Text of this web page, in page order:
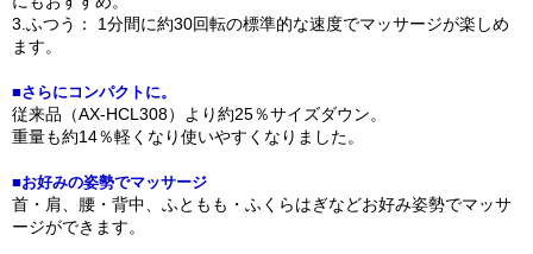
3.ふつう： 1分間に約30回転の標準的な速度でマッサージが楽しめ
ます。
■さらにコンパクトに。
従来品（AX-HCL308）より約25％サイズダウン。
重量も約14％軽くなり使いやすくなりました。
■お好みの姿勢でマッサージ
首・肩、腰・背中、ふともも・ふくらはぎなどお好み姿勢でマッサ
ージができます。